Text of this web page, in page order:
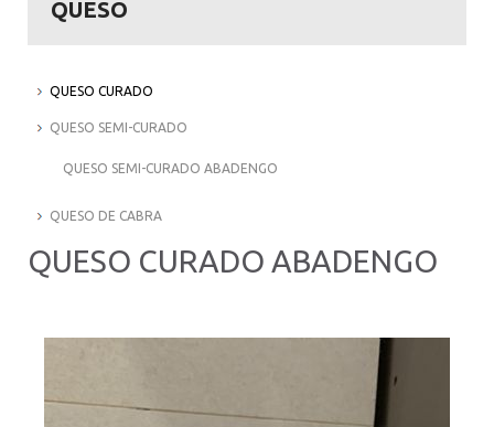
QUESO
QUESO CURADO
QUESO SEMI-CURADO
QUESO SEMI-CURADO ABADENGO
QUESO DE CABRA
QUESO CURADO ABADENGO